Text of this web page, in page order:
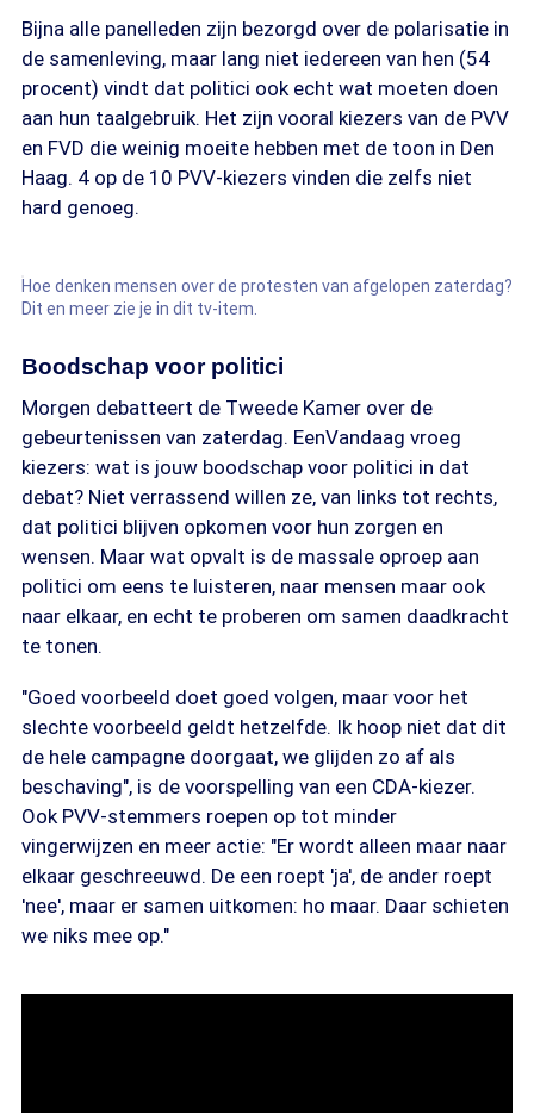
Bijna alle panelleden zijn bezorgd over de polarisatie in
de samenleving, maar lang niet iedereen van hen (54
procent) vindt dat politici ook echt wat moeten doen
aan hun taalgebruik. Het zijn vooral kiezers van de PVV
en FVD die weinig moeite hebben met de toon in Den
Haag. 4 op de 10 PVV-kiezers vinden die zelfs niet
hard genoeg.
Hoe denken mensen over de protesten van afgelopen zaterdag?
Dit en meer zie je in dit tv-item.
Boodschap voor politici
Morgen debatteert de Tweede Kamer over de
gebeurtenissen van zaterdag. EenVandaag vroeg
kiezers: wat is jouw boodschap voor politici in dat
debat? Niet verrassend willen ze, van links tot rechts,
dat politici blijven opkomen voor hun zorgen en
wensen. Maar wat opvalt is de massale oproep aan
politici om eens te luisteren, naar mensen maar ook
naar elkaar, en echt te proberen om samen daadkracht
te tonen.
"Goed voorbeeld doet goed volgen, maar voor het
slechte voorbeeld geldt hetzelfde. Ik hoop niet dat dit
de hele campagne doorgaat, we glijden zo af als
beschaving", is de voorspelling van een CDA-kiezer.
Ook PVV-stemmers roepen op tot minder
vingerwijzen en meer actie: "Er wordt alleen maar naar
elkaar geschreeuwd. De een roept 'ja', de ander roept
'nee', maar er samen uitkomen: ho maar. Daar schieten
we niks mee op."